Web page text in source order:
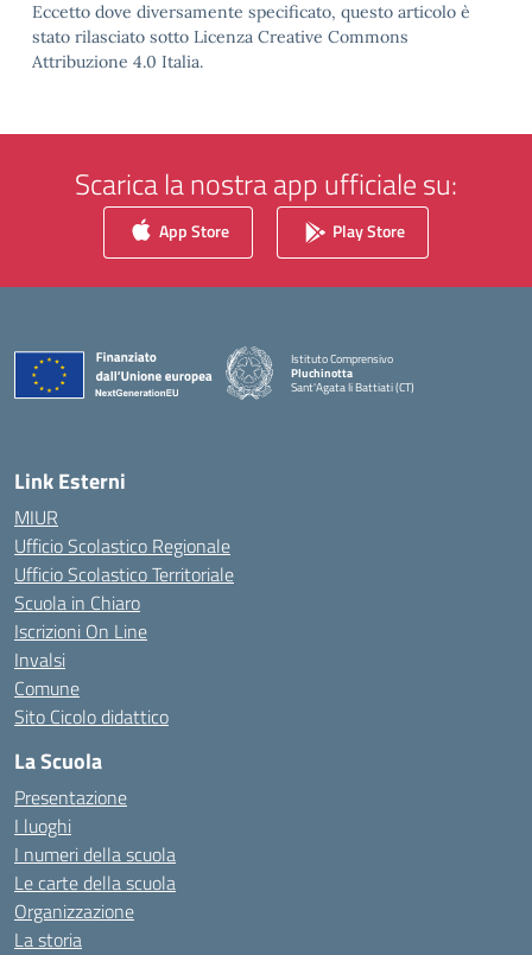
Eccetto dove diversamente specificato, questo articolo è
stato rilasciato sotto Licenza Creative Commons
Attribuzione 4.0 Italia.
Scarica la nostra app ufficiale su:
App Store Play Store
Istituto Comprensivo
Pluchinotta
Sant'Agata li Battiati (CT)
— Visita la pagina iniziale della scuola
Link Esterni
MIUR
Ufficio Scolastico Regionale
Ufficio Scolastico Territoriale
Scuola in Chiaro
Iscrizioni On Line
Invalsi
Comune
Sito Cicolo didattico
La Scuola
Presentazione
I luoghi
I numeri della scuola
Le carte della scuola
Organizzazione
La storia